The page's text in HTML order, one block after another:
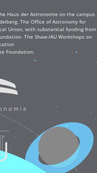
Haus der Astronomie on the campus
The Office of Astronomy for
Union, with substantial funding from
The Shaw-IAU Workshops on
Foundation.